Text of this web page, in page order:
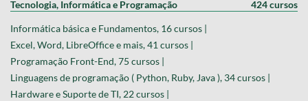
Tecnologia, Informática e Programação 424 cursos
Informática básica e Fundamentos, 16 cursos |
Excel, Word, LibreOffice e mais, 41 cursos |
Programação Front-End, 75 cursos |
Linguagens de programação ( Python, Ruby, Java ), 34 cursos |
Hardware e Suporte de TI, 22 cursos |